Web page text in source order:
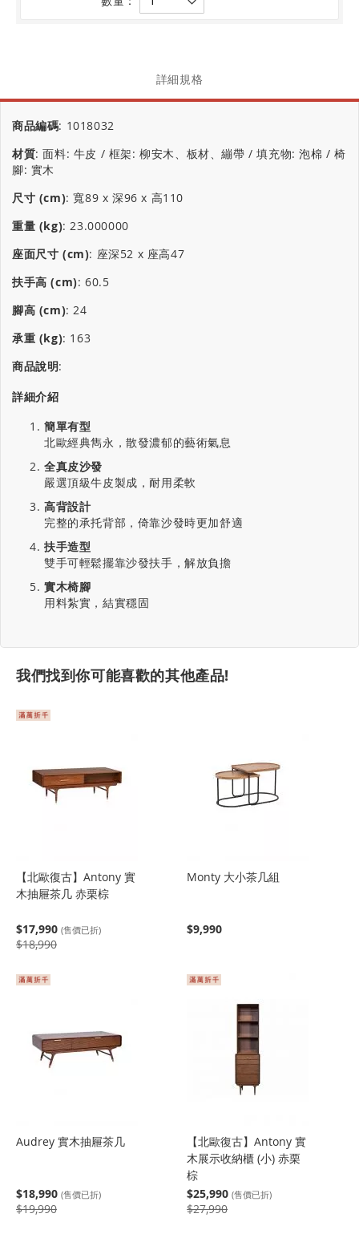
詳細規格
商品編碼: 1018032
材質:面料: 牛皮 / 框架: 柳安木、板材、繃帶 / 填充物: 泡棉 / 椅
腳: 實木
尺寸 (cm):寬89 x 深96 x 高110
重量 (kg):23.000000
座面尺寸 (cm): 座深52 x 座高47
扶手高 (cm):60.5
腳高 (cm):24
承重 (kg): 163
商品說明:
詳細介紹
簡單有型
北歐經典雋永，散發濃郁的藝術氣息
全真皮沙發
嚴選頂級牛皮製成，耐用柔軟
高背設計
完整的承托背部，倚靠沙發時更加舒適
扶手造型
雙手可輕鬆擺靠沙發扶手，解放負擔
實木椅腳
用料紮實，結實穩固
我們找到你可能喜歡的其他產品!
【北歐復古】Antony 實
木抽屜茶几 赤栗棕
$17,990 (售價已折)
$18,990
Monty 大小茶几組
$9,990
Audrey 實木抽屜茶几
$18,990 (售價已折)
$19,990
【北歐復古】Antony 實
木展示收納櫃 (小) 赤栗
棕
$25,990 (售價已折)
$27,990